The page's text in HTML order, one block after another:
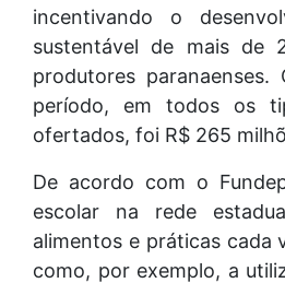
incentivando o
sustentável de mais de
produtores
período, em todos os
ofertados, foi R$ 265
De acordo com o
escolar na rede
alimentos e práticas cada
como, por exemplo, a